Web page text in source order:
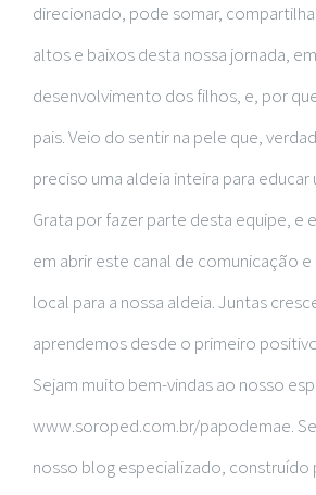
direcionado, pode somar,
altos e baixos desta nossa jornada,
desenvolvimento dos filhos, e, por
pais. Veio do sentir na pele que,
preciso uma aldeia inteira para educar
Grata por fazer parte desta equipe, e
em abrir este canal de comunicação
local para a nossa aldeia. Juntas
aprendemos desde o primeiro
Sejam muito bem-vindas ao nosso
www.soroped.com.br/papodemae.
nosso blog especializado, construído